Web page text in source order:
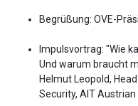
Begrüßung: OVE-
Impulsvortrag: "Wie
Und warum braucht
Helmut Leopold,
Security, AIT